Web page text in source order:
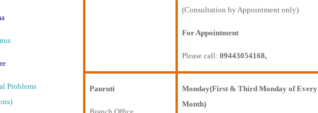
(Consultation by Appointment only)
For Appointment
Please call: 09443054168,
Panruti
Monday(First & Third Monday of Every
Month)
Problems